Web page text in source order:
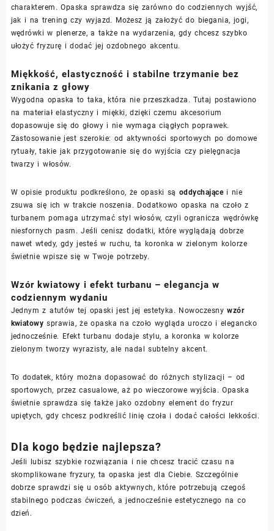
charakterem. Opaska sprawdza się zarówno do codziennych wyjść,
jak i na trening czy wyjazd. Możesz ją założyć do biegania, jogi,
wędrówki w plenerze, a także na wydarzenia, gdy chcesz szybko
ułożyć fryzurę i dodać jej ozdobnego akcentu.
Miękkość, elastyczność i stabilne trzymanie bez
znikania z głowy
Wygodna opaska to taka, która nie przeszkadza. Tutaj postawiono
na materiał elastyczny i miękki, dzięki czemu akcesorium
dopasowuje się do głowy i nie wymaga ciągłych poprawek.
Zastosowanie jest szerokie: od aktywności sportowych po domowe
rytuały, takie jak przygotowanie się do wyjścia czy pielęgnacja
twarzy i włosów.
W opisie produktu podkreślono, że opaski są oddychającei nie
zsuwa się ich w trakcie noszenia. Dodatkowo opaska na czoło z
turbanem pomaga utrzymać styl włosów, czyli ogranicza wędrówkę
niesfornych pasm. Jeśli cenisz dodatki, które wyglądają dobrze
nawet wtedy, gdy jesteś w ruchu, ta koronka w zielonym kolorze
świetnie wpisze się w Twoje potrzeby.
Wzór kwiatowy i efekt turbanu – elegancja w
codziennym wydaniu
Jednym z atutów tej opaski jest jej estetyka. Nowoczesnywzór
kwiatowy sprawia, że opaska na czoło wygląda uroczo i elegancko
jednocześnie. Efekt turbanu dodaje stylu, a koronka w kolorze
zielonym tworzy wyrazisty, ale nadal subtelny akcent.
To dodatek, który można dopasować do różnych stylizacji – od
sportowych, przez casualowe, aż po wieczorowe wyjścia. Opaska
świetnie sprawdza się także jako ozdobny element do fryzur
upiętych, gdy chcesz podkreślić linię czoła i dodać całości lekkości.
Dla kogo będzie najlepsza?
Jeśli lubisz szybkie rozwiązania i nie chcesz tracić czasu na
skomplikowane fryzury, ta opaska jest dla Ciebie. Szczególnie
dobrze sprawdzi się u osób aktywnych, które potrzebują czegoś
stabilnego podczas ćwiczeń, a jednocześnie estetycznego na co
dzień.